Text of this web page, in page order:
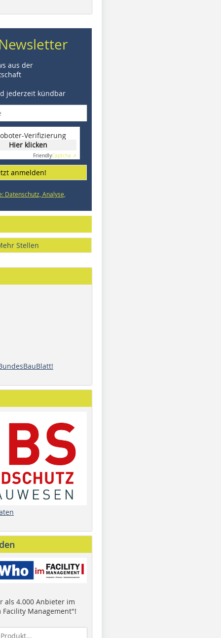
aus der
jederzeit kündbar
Verifizierung
Hier klicken
FriendlyCaptcha ⇗
anmelden!
Datenschutz, Analyse,
Stellen
als 4.000 Anbieter im
Facility Management"!